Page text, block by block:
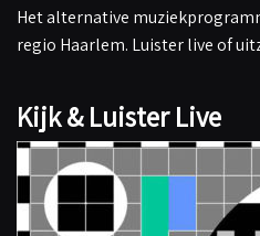
Het alternative
regio Haarlem. Luister live of
Kijk & Luister Live